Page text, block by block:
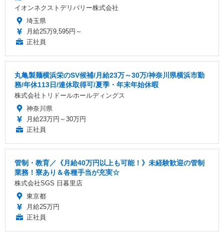
イオンネクストデリバリー株式会社
埼玉県
月給25万9,595円～
正社員
丸亀製麺横浜栄のSV候補/月給23万～30万/神奈川県横浜市勤
務/年休113日/連休取得可/夏季・年末年始休暇
株式会社トリドールホールディングス
神奈川県
月給23万円～30万円
正社員
管制・教育／《月給40万円以上も可能！》未経験歓迎の管制
業務！寮あり＆各種手当が充実☆
株式会社SGS 日暮里店
東京都
月給25万円
正社員